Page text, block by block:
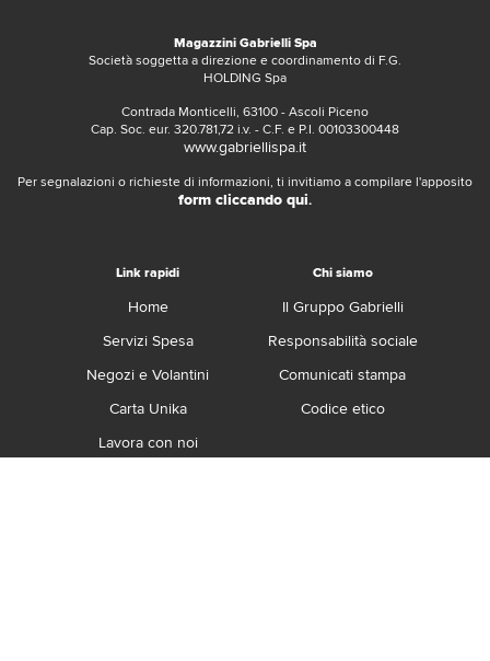
Magazzini Gabrielli Spa
Società soggetta a direzione e coordinamento di F.G.
HOLDING Spa
Contrada Monticelli, 63100 - Ascoli Piceno
Cap. Soc. eur. 320.781,72 i.v. - C.F. e P.I. 00103300448
www.gabriellispa.it
Per segnalazioni o richieste di informazioni, ti invitiamo a compilare l'apposito
form cliccando qui.
Link rapidi
Home
Servizi Spesa
Negozi e Volantini
Carta Unika
Lavora con noi
Chi siamo
Il Gruppo Gabrielli
Responsabilità sociale
Comunicati stampa
Codice etico